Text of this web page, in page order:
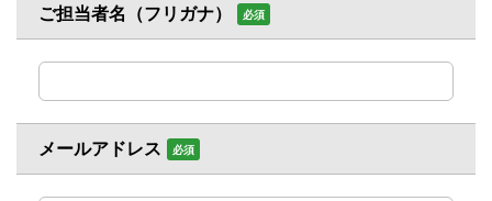
ご担当者名（フリガナ） 必須
メールアドレス 必須